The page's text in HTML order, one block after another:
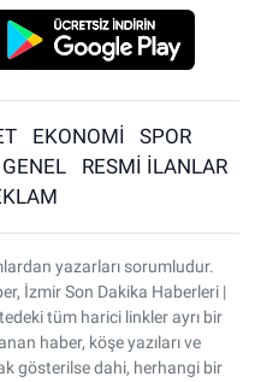
EKONOMİ
SPOR
GENEL
RESMİ İLANLAR
yazarları sorumludur.
İzmir Son Dakika Haberleri |
tüm harici linkler ayrı bir
haber, köşe yazıları ve
gösterilse dahi, herhangi bir